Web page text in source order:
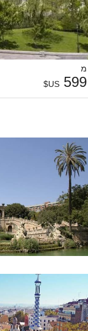
מ
599
US$